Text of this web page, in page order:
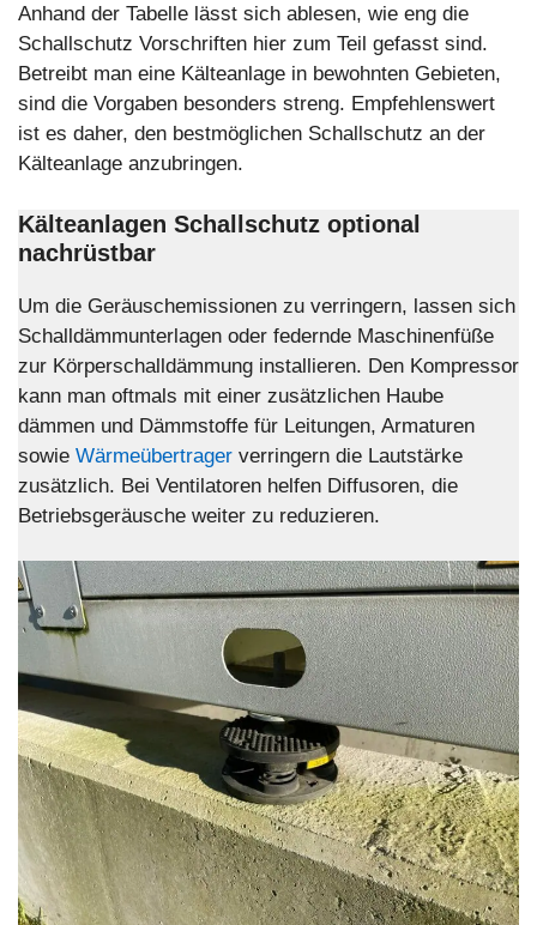
Anhand der Tabelle lässt sich ablesen, wie eng die
Schallschutz Vorschriften hier zum Teil gefasst sind.
Betreibt man eine Kälteanlage in bewohnten Gebieten,
sind die Vorgaben besonders streng. Empfehlenswert
ist es daher, den bestmöglichen Schallschutz an der
Kälteanlage anzubringen.
Kälteanlagen Schallschutz optional
nachrüstbar
Um die Geräuschemissionen zu verringern, lassen sich
Schalldämmunterlagen oder federnde Maschinenfüße
zur Körperschalldämmung installieren. Den Kompressor
kann man oftmals mit einer zusätzlichen Haube
dämmen und Dämmstoffe für Leitungen, Armaturen
sowie Wärmeübertrager verringern die Lautstärke
zusätzlich. Bei Ventilatoren helfen Diffusoren, die
Betriebsgeräusche weiter zu reduzieren.